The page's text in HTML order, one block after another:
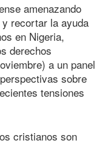
amenazando
recortar la ayuda
en Nigeria,
derechos
a un panel
sobre
tensiones
cristianos son